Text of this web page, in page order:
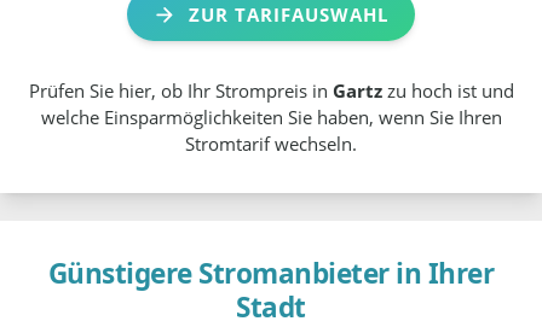
ZUR TARIFAUSWAHL
Prüfen Sie hier, ob Ihr Strompreis in Gartzzu hoch ist und
welche Einsparmöglichkeiten Sie haben, wenn Sie Ihren
Stromtarif wechseln.
Günstigere Stromanbieter in Ihrer
Stadt